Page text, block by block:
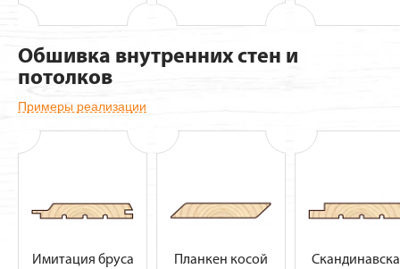
Обшивка внутренних стен и
потолков
Примеры реализации
Имитация бруса
Планкен косой